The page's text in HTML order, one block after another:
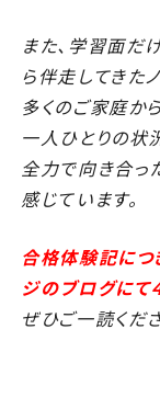
また、学習面だ
ら伴走してきた
多くのご家庭か
一人ひとりの状
全力で向き合っ
感じています。
合格体験記につ
ジのブログにて
ぜひご一読くだ